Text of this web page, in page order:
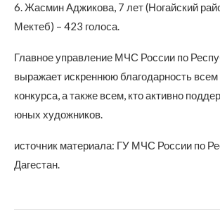
6. Жасмин Аджикова, 7 лет (Ногайский
Мектеб) – 423 голоса.
Главное управление МЧС России по
выражает искреннюю благодарность всем
конкурса, а также всем, кто активно
юных художников.
источник материала: ГУ МЧС России по
Дагестан.